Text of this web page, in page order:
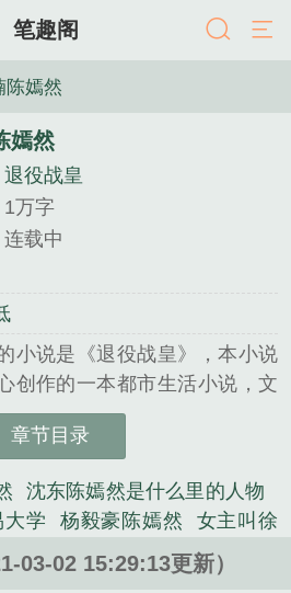
笔趣阁
陈嫣然
嫣然
退役战皇
万字
载中
小说是《退役战皇》，本小说
创作的一本都市生活小说，文
洁，文笔极佳，实力推荐。小
是让世界各国都闻风丧胆的铁
命的兄弟死于非命，他嗅到了
在都市之中有一个上大学的妹
，回归都市，只为照顾兄弟的
章节目录
沈东陈嫣然是什么里的人物
大学
杨毅豪陈嫣然
女主叫徐
然是谁 陈嫣然短剧 徐天天陈
楠
萧南陈嫣然
03-02 15:29:13更新）